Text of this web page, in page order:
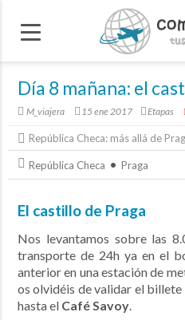
Día 8 mañana: el
M_viajera 15 ene 2017 Etapas
República Checa: más allá de
República Checa Praga
El castillo de Praga
Nos levantamos sobre las
transporte de 24h ya en el
anterior en una estación de
os olvidéis de validar el
hasta el Café Savoy.